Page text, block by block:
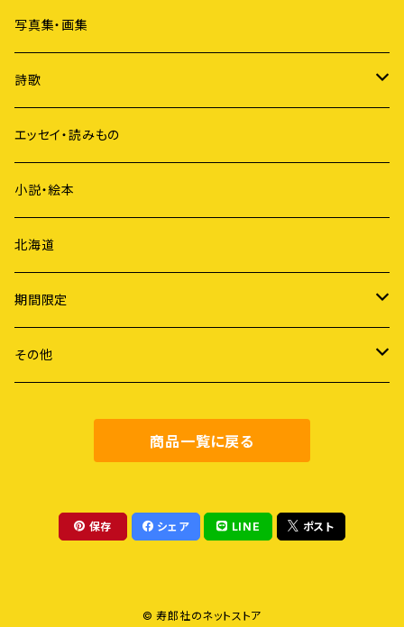
アイヌ
原発
ジェンダー
歴史
国際社会
ライフスタイル
労働
農業・食
写真集・画集
詩歌
短歌
俳句
詩
エッセイ・読みもの
小説・絵本
北海道
期間限定
謝恩セール
その他
商品一覧に戻る
保存 シェア LINE ポスト
© 寿郎社のネットストア